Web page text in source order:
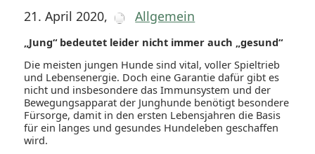
21. April 2020, Allgemein
„Jung“ bedeutet leider nicht immer auch „gesund“
Die meisten jungen Hunde sind vital, voller Spieltrieb
und Lebensenergie. Doch eine Garantie dafür gibt es
nicht und insbesondere das Immunsystem und der
Bewegungsapparat der Junghunde benötigt besondere
Fürsorge, damit in den ersten Lebensjahren die Basis
für ein langes und gesundes Hundeleben geschaffen
wird.